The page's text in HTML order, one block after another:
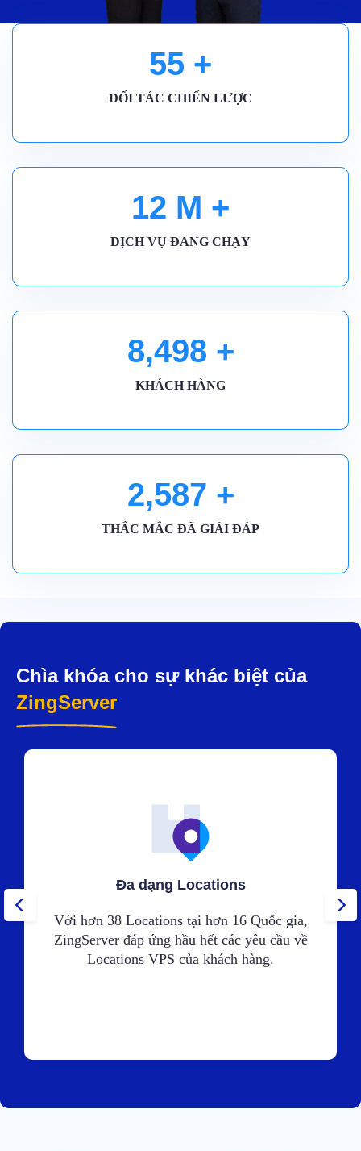
55 +
ĐỐI TÁC CHIẾN LƯỢC
12 M +
DỊCH VỤ ĐANG CHẠY
8,500 +
KHÁCH HÀNG
2,590 +
THẮC MẮC ĐÃ GIẢI ĐÁP
Chìa khóa cho sự khác biệt của
ZingServer
Đa dạng Locations
Với hơn 38 Locations tại hơn 16 Quốc gia,
ZingServer đáp ứng hầu hết các yêu cầu về
Locations VPS của khách hàng.